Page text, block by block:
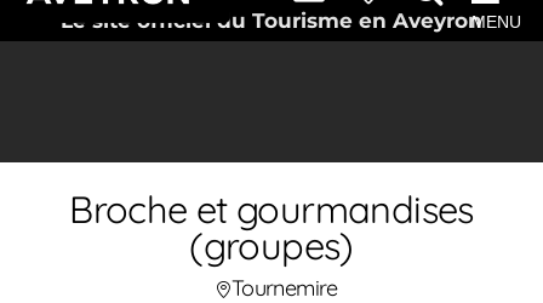
Le site officiel du Tourisme en AveyronMENU
Broche et gourmandises
(groupes)
Tournemire